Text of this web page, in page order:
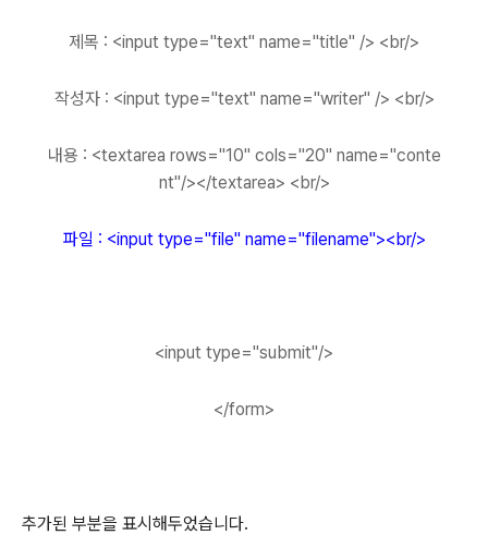
제목 : <input type="text" name="title" /> <br/>
작성자 : <input type="text" name="writer" /> <br/>
내용 : <textarea rows="10" cols="20" name="conte
nt"/></textarea> <br/>
파일 : <input type="file" name="filename"><br/>
<input type="submit"/>
</form>
추가된 부분을 표시해두었습니다.